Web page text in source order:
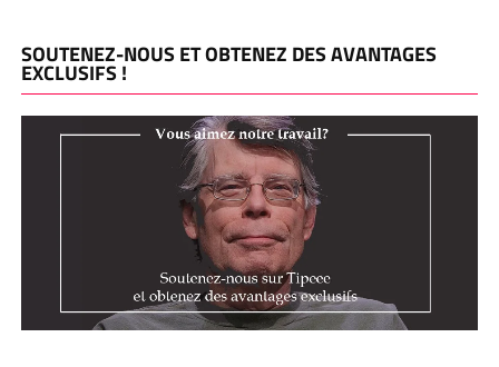
SOUTENEZ-NOUS ET OBTENEZ DES AVANTAGES
EXCLUSIFS !